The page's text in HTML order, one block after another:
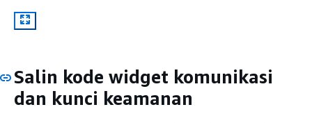
Salin kode widget komunikasi
dan kunci keamanan